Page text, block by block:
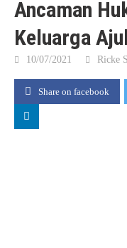
Ancaman
Keluarga
10/07/2021 Ricke
Share on facebook